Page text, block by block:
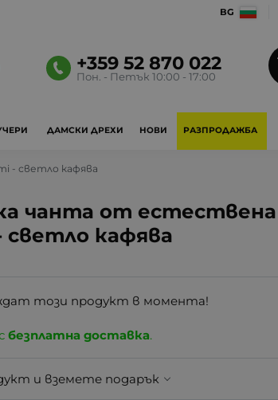
BG
+359 52 870 022
Пон. - Петък 10:00 - 17:00
РАЗПРОДАЖБА
НОВИ
ДАМСКИ ДРЕХИ
- светло кафява
чанта от естествена
светло кафява
този продукт в момента!
безплатна доставка.
и вземете подарък